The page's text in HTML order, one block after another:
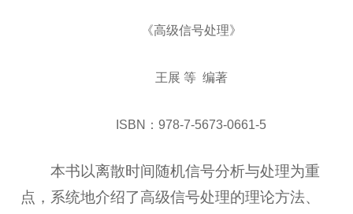
《高级信号处理》
王展 等 编著
ISBN：978-7-5673-0661-5
本书以离散时间随机信号分析与处理为重
点，系统地介绍了高级信号处理的理论方法、